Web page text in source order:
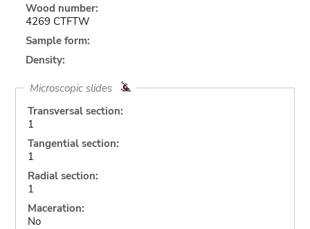
Wood number:
4269 CTFTW
Sample form:
Density:
Microscopic slides
Transversal section:
1
Tangential section:
1
Radial section:
1
Maceration:
No